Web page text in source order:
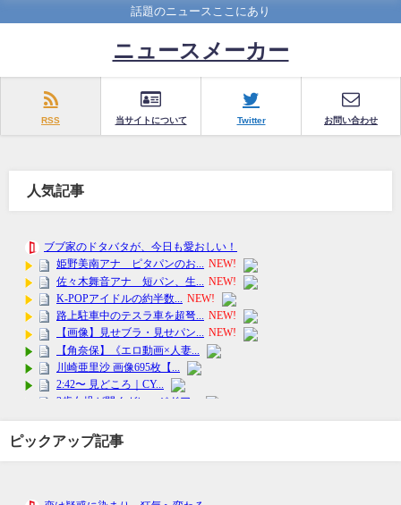
話題のニュースここにあり
ニュースメーカー
RSS 当サイトについて Twitter お問い合わせ
人気記事
ピックアップ記事